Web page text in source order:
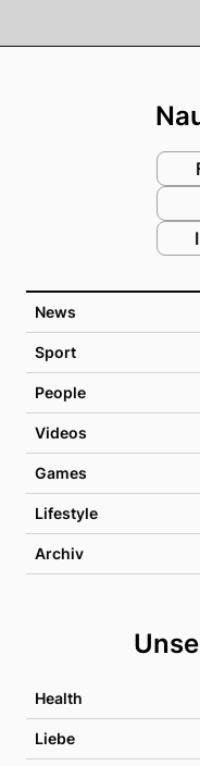
News
Sport
People
Videos
Games
Lifestyle
Archiv
Health
Liebe